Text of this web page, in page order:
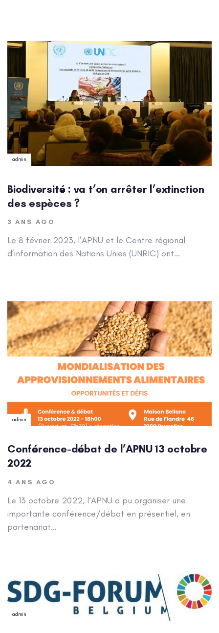
Author:
admin
Biodiversité : va t’on arrêter l’extinction
des espèces ?
3 ANS AGO
Le 8 février 2023, l’APNU et le Centre régional
d’information des Nations Unies (UNRIC) ont…
Author:
admin
Conférence-débat de l’APNU 13 octobre
2022
4 ANS AGO
Le 13 octobre 2022, l‘APNU a pu organiser une
importante conférence/débat en présentiel, en
partenariat…
admin